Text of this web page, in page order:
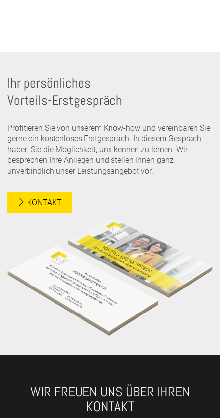
Ihr persönliches
Vorteils-Erstgespräch
Profitieren Sie von unserem Know-how und vereinbaren Sie
gerne ein kostenloses Erstgespräch. In diesem Gespräch
haben Sie die Möglichkeit, uns kennen zu lernen. Wir
besprechen Ihre Anliegen und stellen Ihnen ganz
unverbindlich unser Leistungsangebot vor.
KONTAKT
WIR FREUEN UNS ÜBER IHREN
KONTAKT